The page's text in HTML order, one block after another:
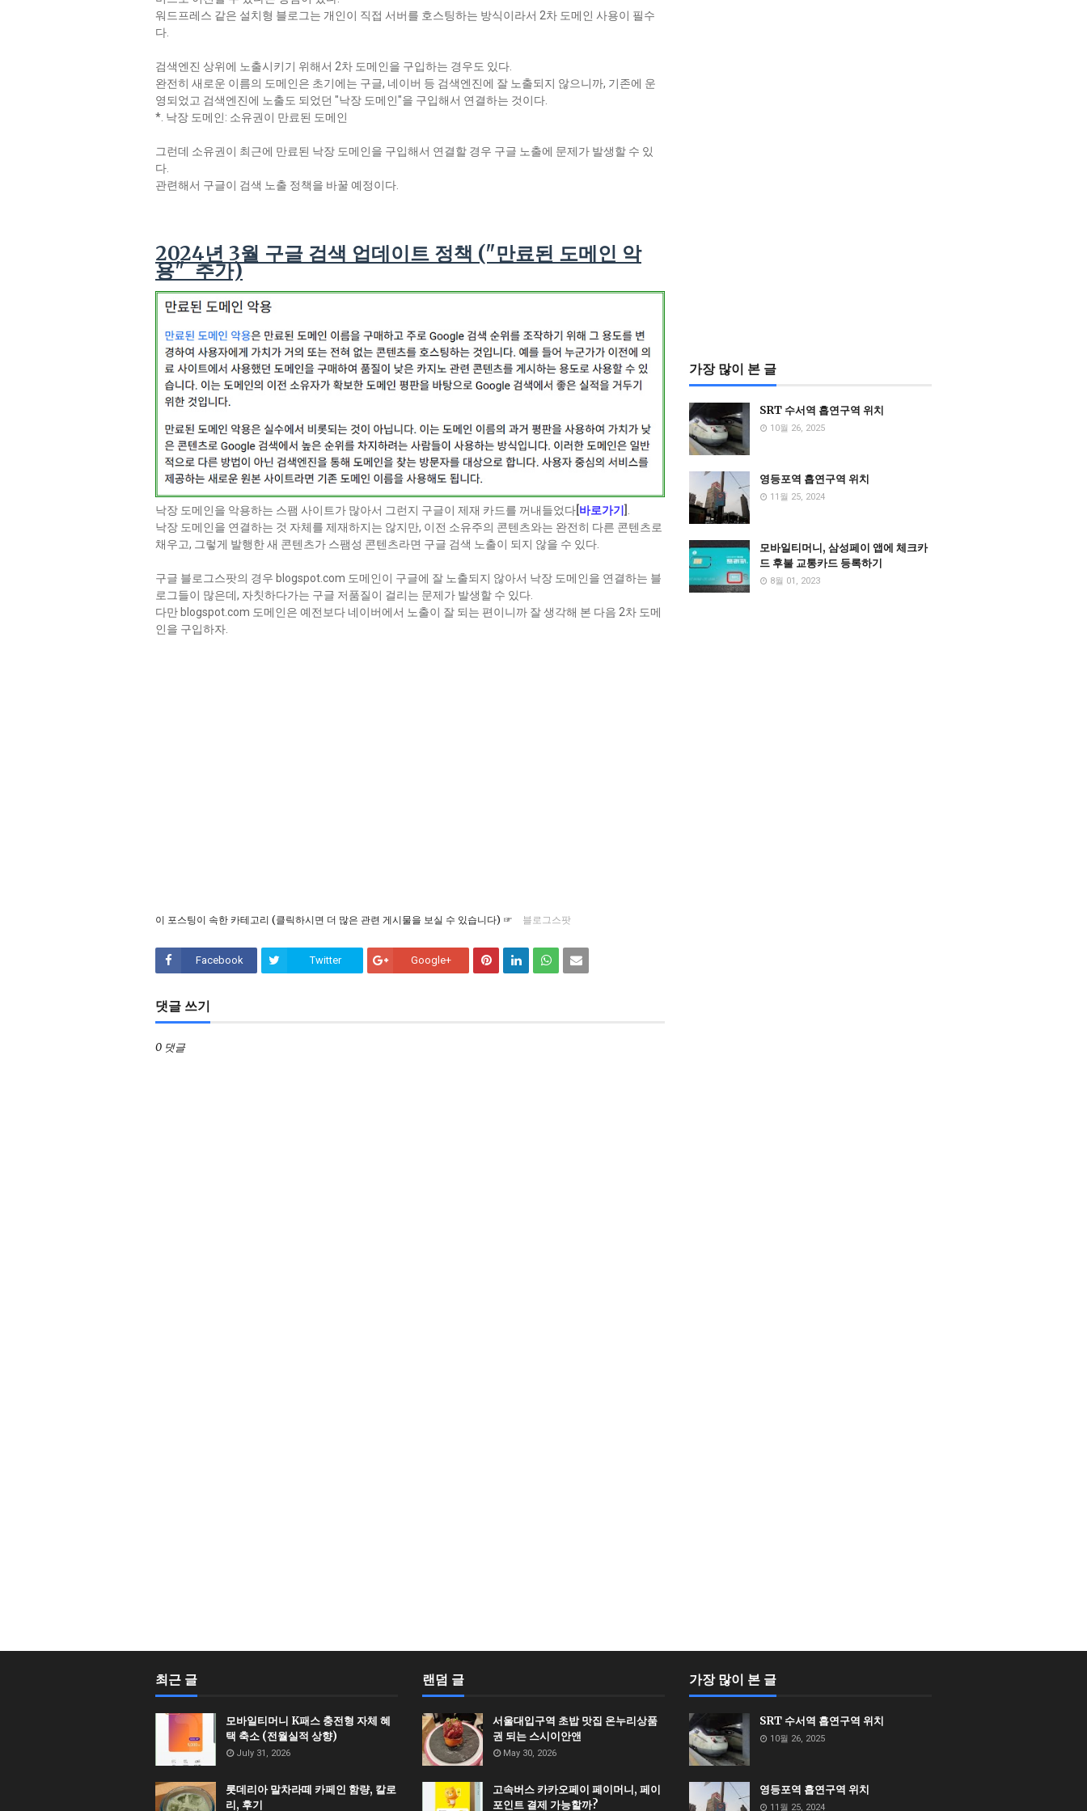
워드프레스 같은 설치형 블로그는 개인이 직접 서버를 호스팅하는 방식이라서 2차 도메인 사용이 필수
다.
검색엔진 상위에 노출시키기 위해서 2차 도메인을 구입하는 경우도 있다.
완전히 새로운 이름의 도메인은 초기에는 구글, 네이버 등 검색엔진에 잘 노출되지 않으니까, 기존에 운
영되었고 검색엔진에 노출도 되었던 "낙장 도메인"을 구입해서 연결하는 것이다.
*. 낙장 도메인: 소유권이 만료된 도메인
그런데 소유권이 최근에 만료된 낙장 도메인을 구입해서 연결할 경우 구글 노출에 문제가 발생할 수 있
다.
관련해서 구글이 검색 노출 정책을 바꿀 예정이다.
2024년 3월 구글 검색 업데이트 정책 ("만료된 도메인 악
용" 추가)
낙장 도메인을 악용하는 스팸 사이트가 많아서 그런지 구글이 제재 카드를 꺼내들었다 바로가기
낙장 도메인을 연결하는 것 자체를 제재하지는 않지만, 이전 소유주의 콘텐츠와는 완전히 다른 콘텐츠로
채우고, 그렇게 발행한 새 콘텐츠가 스팸성 콘텐츠라면 구글 검색 노출이 되지 않을 수 있다.
구글 블로그스팟의 경우 blogspot.com 도메인이 구글에 잘 노출되지 않아서 낙장 도메인을 연결하는 블
로그들이 많은데, 자칫하다가는 구글 저품질이 걸리는 문제가 발생할 수 있다.
다만 blogspot.com 도메인은 예전보다 네이버에서 노출이 잘 되는 편이니까 잘 생각해 본 다음 2차 도메
인을 구입하자.
이 포스팅이 속한 카테고리 (클릭하시면 더 많은 관련 게시물을 보실 수 있습니다) ☞ 블로그스팟
Facebook Twitter Google+
댓글 쓰기
0 댓글
가장 많이 본 글
SRT 수서역 흡연구역 위치
10월 26, 2025
영등포역 흡연구역 위치
11월 25, 2024
모바일티머니, 삼성페이 앱에 체크카
드 후불 교통카드 등록하기
8월 01, 2023
최근 글
모바일티머니 K패스 충전형 자체 혜
택 축소 (전월실적 상향)
July 31, 2026
롯데리아 말차라떼 카페인 함량, 칼로
리, 후기
랜덤 글
서울대입구역 초밥 맛집 온누리상품
권 되는 스시이안앤
May 30, 2026
고속버스 카카오페이 페이머니, 페이
포인트 결제 가능할까?
가장 많이 본 글
SRT 수서역 흡연구역 위치
10월 26, 2025
영등포역 흡연구역 위치
11월 25, 2024